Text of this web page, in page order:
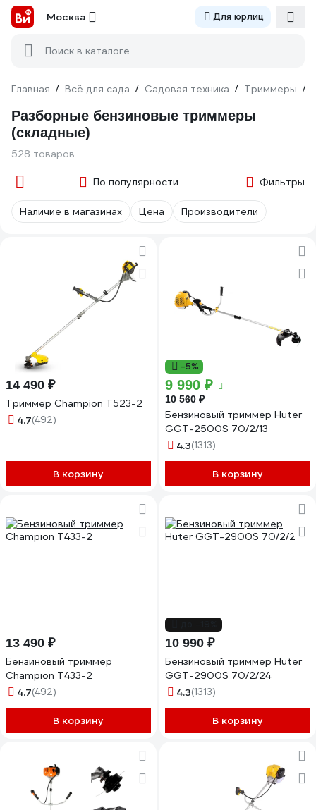
Москва Для юрлиц
Поиск в каталоге
Главная / Всё для сада / Садовая техника / Триммеры /
Разборные бензиновые триммеры
(складные)
528 товаров
По популярности Фильтры
Наличие в магазинах Цена Производители
14 490 ₽
Триммер Champion Т523-2
4.7(492)
В корзину
-5%
9 990 ₽
10 560 ₽
Бензиновый триммер Huter
GGT-2500S 70/2/13
4.3(1313)
В корзину
13 490 ₽
Бензиновый триммер
Champion Т433-2
4.7(492)
В корзину
10 990 ₽
Бензиновый триммер Huter
GGT-2900S 70/2/24
4.3(1313)
В корзину